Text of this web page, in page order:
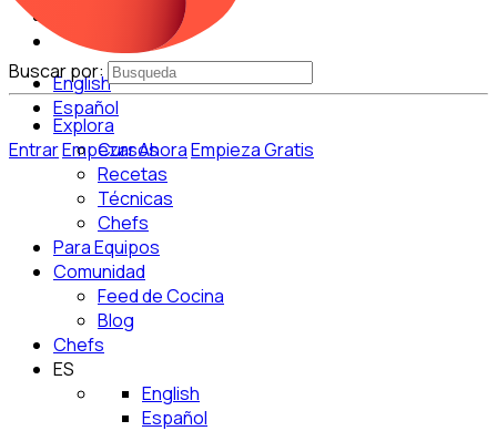
English
Español
EntrarEmpezar AhoraEmpieza Gratis
Buscar por:
Explora
Cursos
Recetas
Técnicas
Chefs
Para Equipos
Comunidad
Feed de Cocina
Blog
Chefs
ES
English
Español